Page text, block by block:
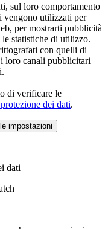
sul loro comportamento
vengono utilizzati per
per mostrarti pubblicità
statistiche di utilizzo.
con quelli di
loro canali pubblicitari
di verificare le
dei dati.
impostazioni
dati